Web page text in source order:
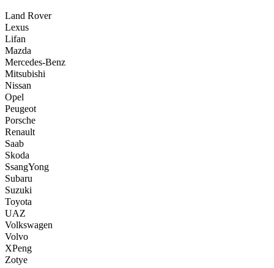
Land Rover
Lexus
Lifan
Mazda
Mercedes-Benz
Mitsubishi
Nissan
Opel
Peugeot
Porsche
Renault
Saab
Skoda
SsangYong
Subaru
Suzuki
Toyota
UAZ
Volkswagen
Volvo
XPeng
Zotye